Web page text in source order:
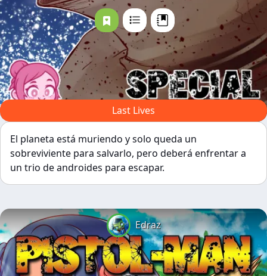
Last Lives
El planeta está muriendo y solo queda un
sobreviviente para salvarlo, pero deberá enfrentar a
un trio de androides para escapar.
Edraz